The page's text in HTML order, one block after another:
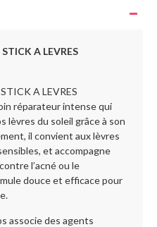
A LEVRES
A LEVRES
réparateur intense qui
du soleil grâce à son
il convient aux lèvres
et accompagne
l’acné ou le
douce et efficace pour
associe des agents